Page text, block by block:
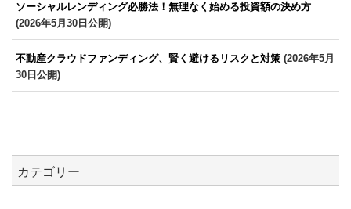
ソーシャルレンディング必勝法！無理なく始める投資額の決め方
(2026年5月30日公開)
不動産クラウドファンディング、賢く避けるリスクと対策 (2026年5月
30日公開)
カテゴリー